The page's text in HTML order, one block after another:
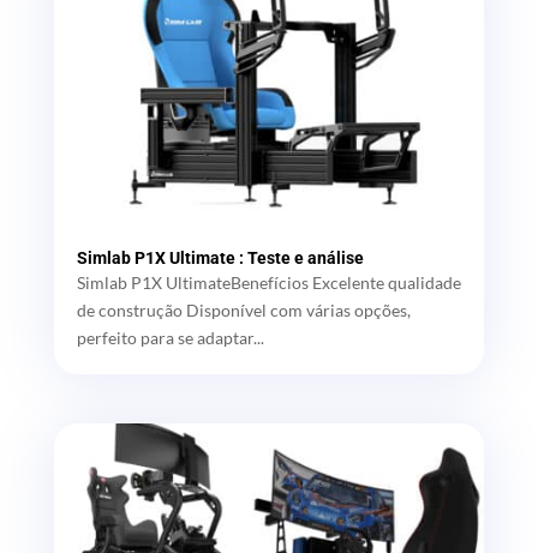
Simlab P1X Ultimate : Teste e análise
Simlab P1X UltimateBenefícios Excelente qualidade
de construção Disponível com várias opções,
perfeito para se adaptar...